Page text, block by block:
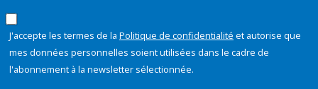
J'accepte les termes de la Politique de confidentialité et autorise que
mes données personnelles soient utilisées dans le cadre de
l'abonnement à la newsletter sélectionnée.